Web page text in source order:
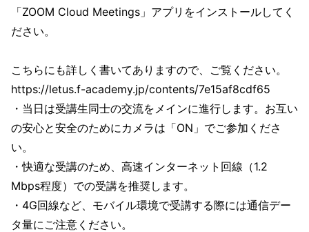
「ZOOM Cloud Meetings」アプリをインストールしてく
ださい。
こちらにも詳しく書いてありますので、ご覧ください。
https://letus.f-academy.jp/contents/7e15af8cdf65
・当日は受講生同士の交流をメインに進行します。お互い
の安心と安全のためにカメラは「ON」でご参加くださ
い。
・快適な受講のため、高速インターネット回線（1.2
Mbps程度）での受講を推奨します。
・4G回線など、モバイル環境で受講する際には通信デー
タ量にご注意ください。